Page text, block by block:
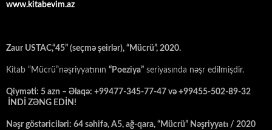
www.kitabevim.az
Zaur USTAC,“45” (seçmə şeirlər), “Mücrü”, 2020.
Kitab “Mücrü”nəşriyyatının “Poeziya” seriyasında nəşr edilmişdir.
Qiyməti: 5 azn – Əlaqə: +99477-345-77-47 və +99455-502-89-32
İNDİ ZƏNG EDİN!
Nəşr göstəriciləri: 64 səhifə, A5, ağ-qara, “Mücrü” Nəşriyyatı / 2020